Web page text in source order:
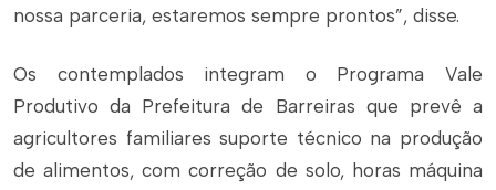
nossa parceria, estaremos sempre prontos”, disse.
Os contemplados integram o Programa Vale
Produtivo da Prefeitura de Barreiras que prevê a
agricultores familiares suporte técnico na produção
de alimentos, com correção de solo, horas máquina